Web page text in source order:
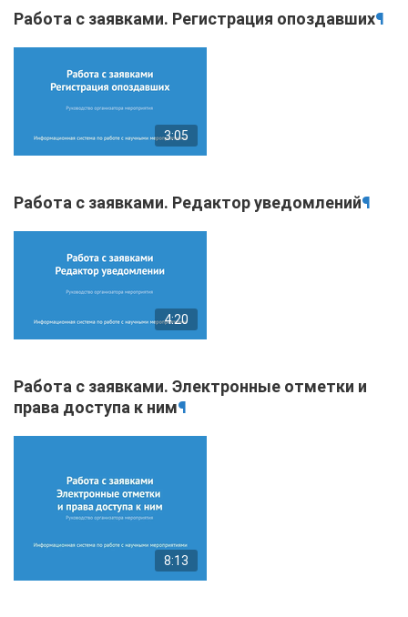
Работа с заявками. Регистрация опоздавших¶
3:05
Работа с заявками. Редактор уведомлений¶
4:20
Работа с заявками. Электронные отметки и
права доступа к ним¶
8:13